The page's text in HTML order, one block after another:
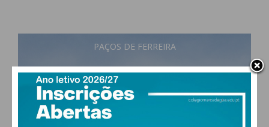
PAÇOS DE FERREIRA
27°
few clouds
vento: 2m/s OSO